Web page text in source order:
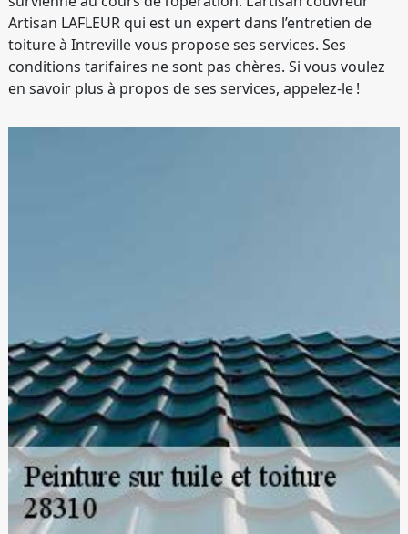
Artisan LAFLEUR qui est un expert dans l’entretien de
toiture à Intreville vous propose ses services. Ses
conditions tarifaires ne sont pas chères. Si vous voulez
en savoir plus à propos de ses services, appelez-le !